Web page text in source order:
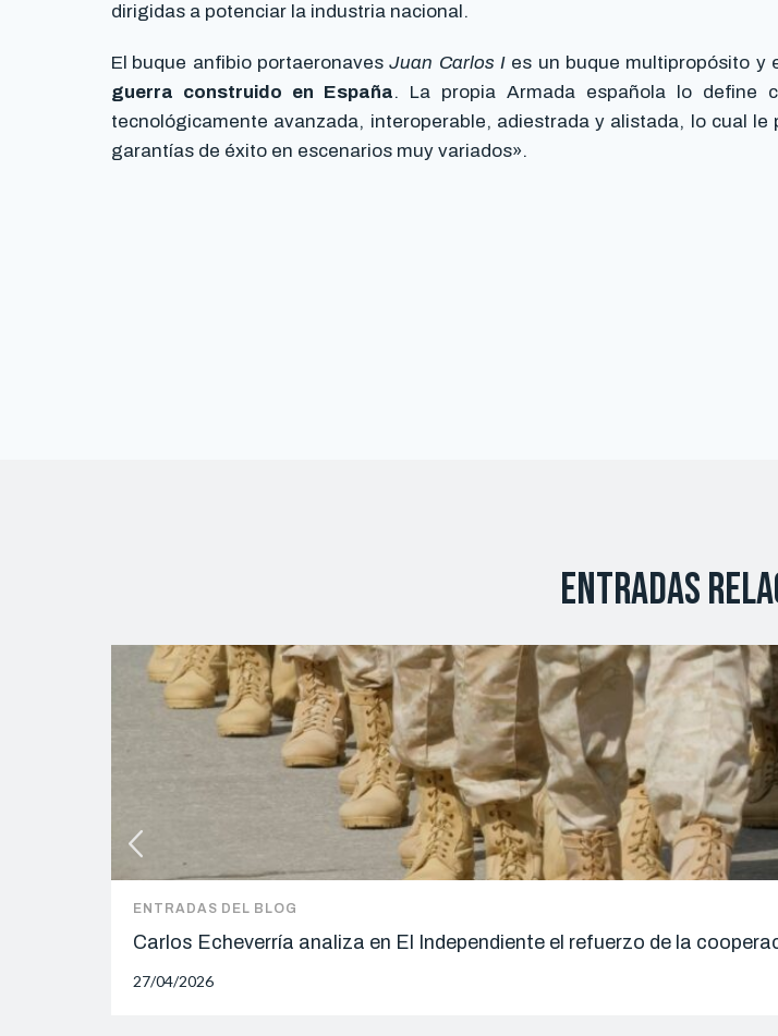
dirigidas a potenciar la industria nacional.
El buque anfibio portaeronavesJuan Carlos I es un buque multipropósito y
guerra construido en España. La propia Armada española lo define
tecnológicamente avanzada, interoperable, adiestrada y alistada, lo cual le
garantías de éxito en escenarios muy variados».
Entradas
ENTRADAS DEL BLOG
Carlos Echeverría analiza en El Independiente el refuerzo de la
27/04/2026